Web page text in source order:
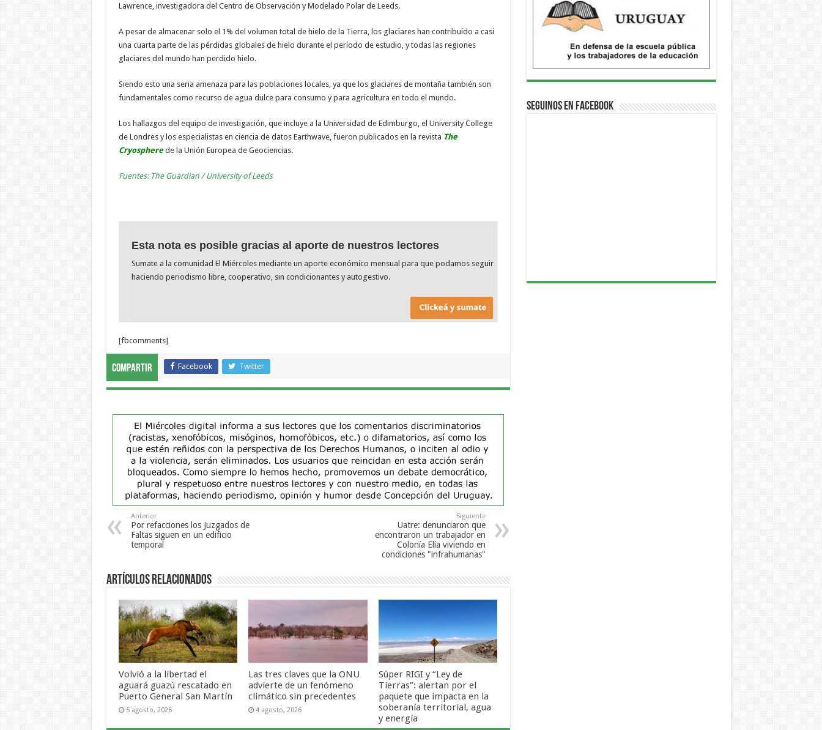
Lawrence, investigadora del Centro de Observación y Modelado Polar de Leeds.
A pesar de almacenar solo el 1% del volumen total de hielo de la Tierra, los glaciares han contribuido a casi
una cuarta parte de las pérdidas globales de hielo durante el período de estudio, y todas las regiones
glaciares del mundo han perdido hielo.
Siendo esto una seria amenaza para las poblaciones locales, ya que los glaciares de montaña también son
fundamentales como recurso de agua dulce para consumo y para agricultura en todo el mundo.
Los hallazgos del equipo de investigación, que incluye a la Universidad de Edimburgo, el University College
de Londres y los especialistas en ciencia de datos Earthwave, fueron publicados en la revista The
Cryospherede la Unión Europea de Geociencias.
Fuentes: The Guardian / University of Leeds
Esta nota es posible gracias al aporte de nuestros lectores
Sumate a la comunidad El Miércoles mediante un aporte económico mensual para que podamos seguir
haciendo periodismo libre, cooperativo, sin condicionantes y autogestivo.
[fbcomments]
Compartir Facebook Twitter
Anterior
Por refacciones los Juzgados de
Faltas siguen en un edificio
temporal
Siguiente
Uatre: denunciaron que
encontraron un trabajador en
Colonía Elía viviendo en
condiciones "infrahumanas"
Artículos Relacionados
Volvió a la libertad el
aguará guazú rescatado en
Puerto General San Martín
5 agosto, 2026
Las tres claves que la ONU
advierte de un fenómeno
climático sin precedentes
4 agosto, 2026
Súper RIGI y “Ley de
Tierras”: alertan por el
paquete que impacta en la
soberanía territorial, agua
y energía
Seguinos en Facebook